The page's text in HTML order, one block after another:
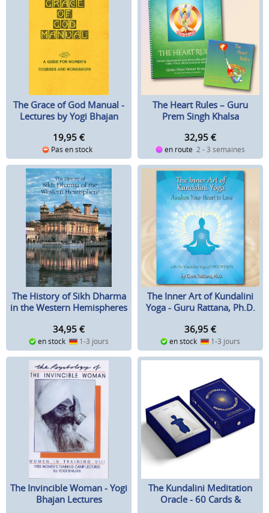
The Grace of God Manual -
Lectures by Yogi Bhajan
19,95 €
Pas en stock
The Heart Rules – Guru
Prem Singh Khalsa
32,95 €
en route 2 - 3 semaines
The History of Sikh Dharma
in the Western Hemispheres
34,95 €
en stock 1-3 jours
The Inner Art of Kundalini
Yoga - Guru Rattana, Ph.D.
36,95 €
en stock 1-3 jours
The Invincible Woman - Yogi
Bhajan Lectures
The Kundalini Meditation
Oracle - 60 Cards &